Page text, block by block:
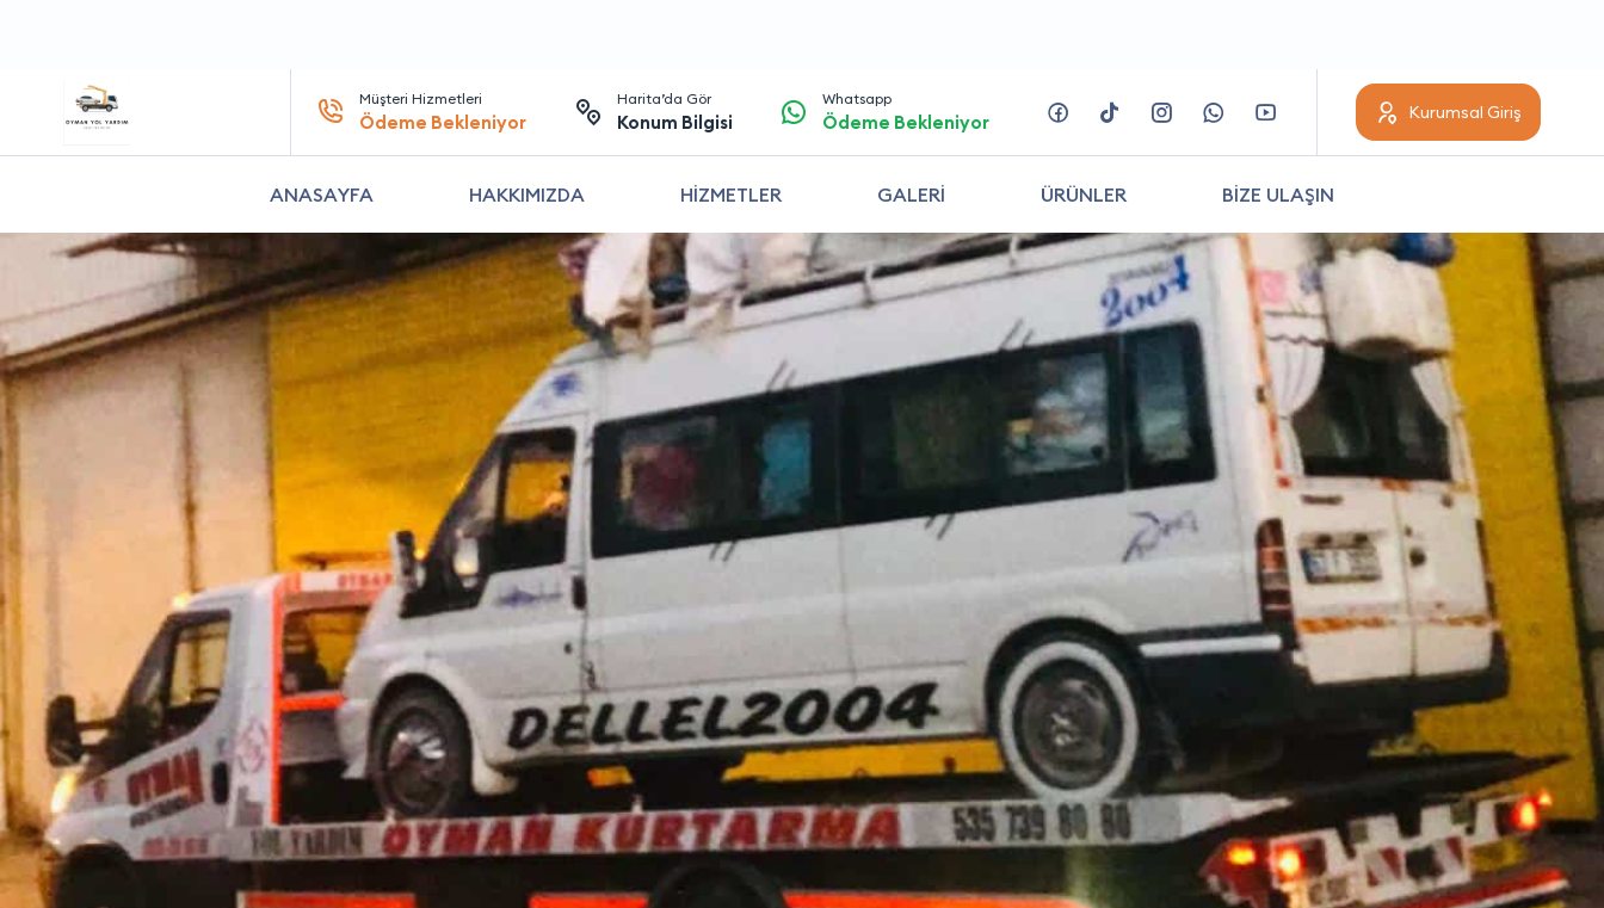
Müşteri Hizmetleri
Ödeme Bekleniyor
Harita’da Gör
Konum Bilgisi
Whatsapp
Ödeme Bekleniyor Kurumsal Giriş
ANASAYFA HAKKIMIZDA HİZMETLER GALERİ ÜRÜNLER BİZE ULAŞIN